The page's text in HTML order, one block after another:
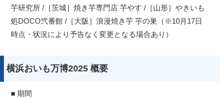
芋研究所 /［茨城］焼き芋専門店 芋やす /［山形］やきいも
処DOCO弐番館 /［大阪］浪漫焼き芋 芋の巣（※10月17日
時点・状況により予告なく変更となる場合あり）
横浜おいも万博2025 概要
■ 期間